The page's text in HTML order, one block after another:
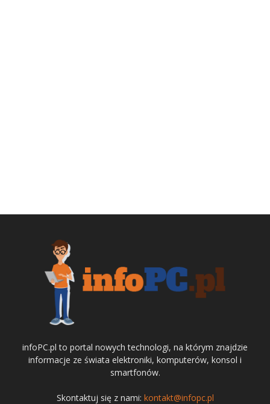
infoPC.pl to portal nowych technologi, na którym znajdzie
informacje ze świata elektroniki, komputerów, konsol i
smartfonów.
Skontaktuj się z nami: kontakt@infopc.pl